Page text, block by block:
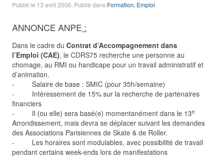
Publié le 13 avril 2006 . Publié dans Formation, Emploi
ANNONCE ANPE :
Dans le cadre du Contrat d’Accompagnement dans
l’Emploi (CAE), le CDRS75 recherche une personne au
chomage, au RMI ou handicape pour un travail administratif et
d’animation.
- Salaire de base : SMIC (pour 35h/semaine)
- Intéressement de 15% sur la recherche de partenaires
financiers
- Il (ou elle) sera basé(e) momentanément dans le 13e
Arrondissement, mais devra se déplacer suivant les demandes
des Associations Parisiennes de Skate & de Roller.
- Les horaires sont modulables, avec possibilité de travail
pendant certains week-ends lors de manifestations